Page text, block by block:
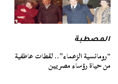
المصطبة
“رومانسية الزعماء”.. لقطات عاطفية
من حياة رؤساء مصريين